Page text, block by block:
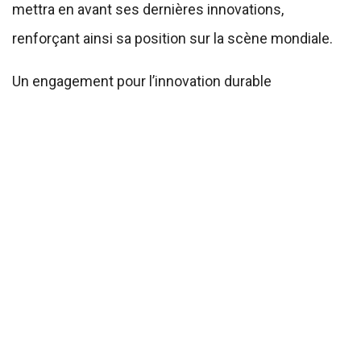
mettra en avant ses dernières innovations,
renforçant ainsi sa position sur la scène mondiale.
Un engagement pour l’innovation durable